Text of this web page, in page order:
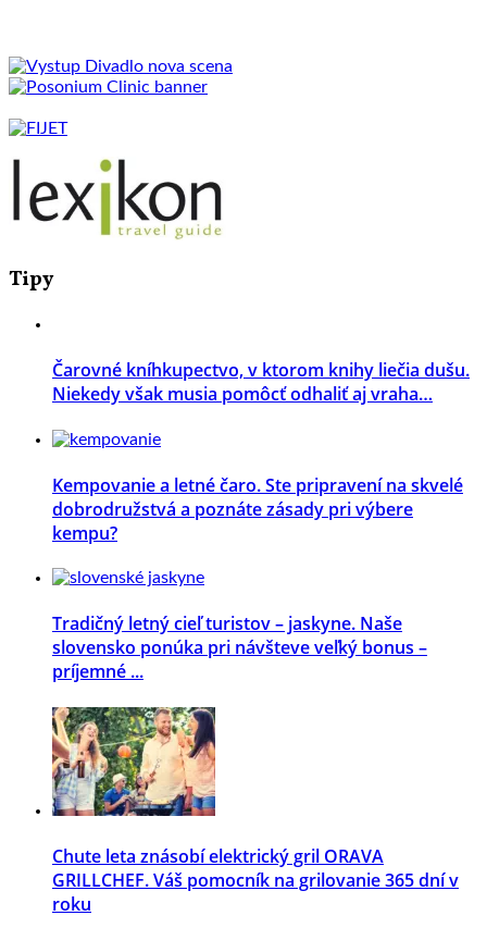
Tipy
Čarovné kníhkupectvo, v ktorom knihy liečia dušu.
Niekedy však musia pomôcť odhaliť aj vraha…
Kempovanie a letné čaro. Ste pripravení na skvelé
dobrodružstvá a poznáte zásady pri výbere
kempu?
Tradičný letný cieľ turistov – jaskyne. Naše
slovensko ponúka pri návšteve veľký bonus –
príjemné ...
Chute leta znásobí elektrický gril ORAVA
GRILLCHEF. Váš pomocník na grilovanie 365 dní v
roku